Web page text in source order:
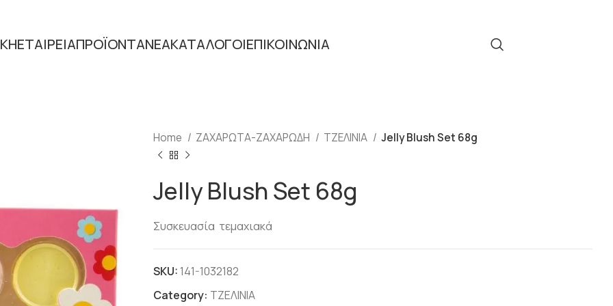
ΕΤΑΙΡΕΙΑΠΡΟΪΟΝΤΑΝΕΑΚΑΤΑΛΟΓΟΙΕΠΙΚΟΙΝΩΝΙΑ
Home ΖΑΧΑΡΩΤΑ-ΖΑΧΑΡΩΔΗ ΤΖΕΛΙΝΙΑ Jelly Blush Set 68g
Jelly Blush Set 68g
Συσκευασία τεμαχιακά
SKU: 141-1032182
Category: ΤΖΕΛΙΝΙΑ